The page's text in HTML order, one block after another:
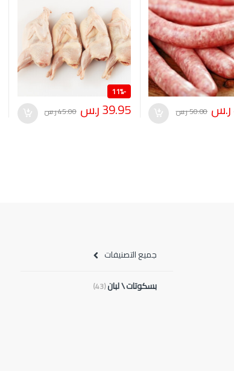
ر.س 50.00ر.س
-
11%
39.95ر.س 45.00ر.س
جميع التصنيفات
بسكوتات \ لبان(43)